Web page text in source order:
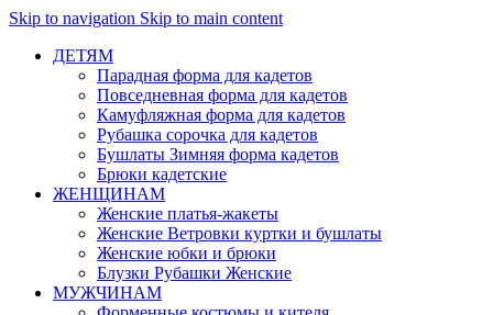
Skip to navigation Skip to main content
ДЕТЯМ
Парадная форма для кадетов
Повседневная форма для кадетов
Камуфляжная форма для кадетов
Рубашка сорочка для кадетов
Бушлаты Зимняя форма кадетов
Брюки кадетские
ЖЕНЩИНАМ
Женские платья-жакеты
Женские Ветровки куртки и бушлаты
Женские юбки и брюки
Блузки Рубашки Женские
МУЖЧИНАМ